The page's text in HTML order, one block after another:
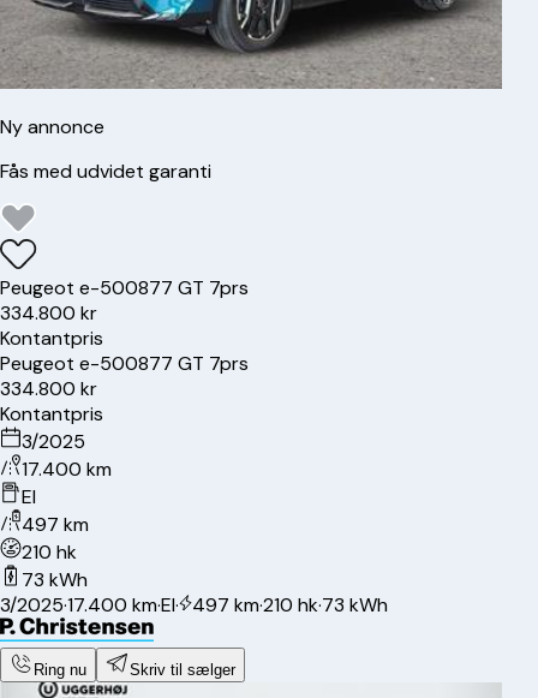
Ny annonce
Fås med udvidet garanti
Peugeot e-500877 GT 7prs
334.800 kr
Kontantpris
Peugeot e-500877 GT 7prs
334.800 kr
Kontantpris
3/2025
17.400 km
El
497 km
210 hk
73 kWh
3/2025·17.400 km·El· 497 km·210 hk·73 kWh
Ring nu Skriv til sælger